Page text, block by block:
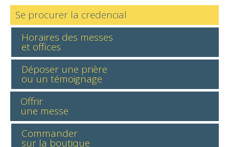
Se procurer la credencial
Horaires des messes
et offices
Déposer une prière
ou un témoignage
Offrir
une messe
Commander
sur la boutique